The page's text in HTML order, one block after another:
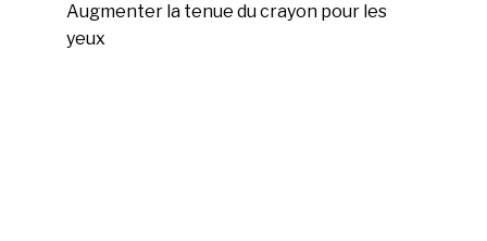
Augmenter la tenue du crayon pour les
yeux